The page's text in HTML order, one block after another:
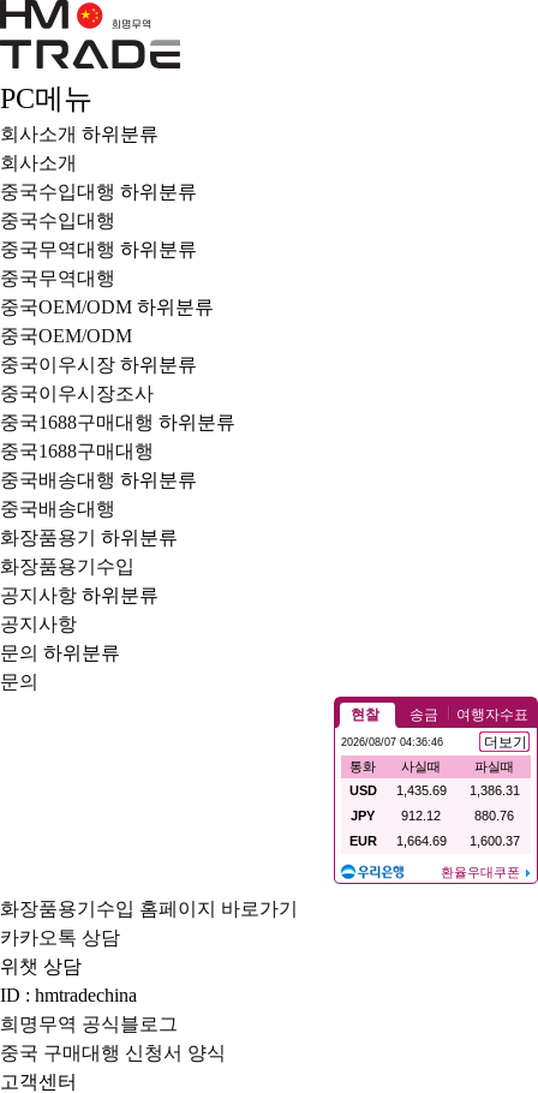
PC메뉴
회사소개 하위분류
회사소개
중국수입대행 하위분류
중국수입대행
중국무역대행 하위분류
중국무역대행
중국OEM/ODM 하위분류
중국OEM/ODM
중국이우시장 하위분류
중국이우시장조사
중국1688구매대행 하위분류
중국1688구매대행
중국배송대행 하위분류
중국배송대행
화장품용기
하위분류
화장품용기수입
공지사항 하위분류
공지사항
문의 하위분류
문의
화장품용기수입 홈페이지 바로가기
카카오톡 상담
위챗 상담
ID : hmtradechina
희명무역 공식블로그
중국 구매대행 신청서 양식
고객센터